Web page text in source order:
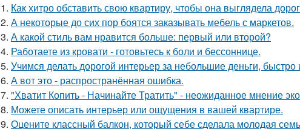
1. Как хитро обставить свою квартиру, чтобы она выглядела
2. А некоторые до сих пор боятся заказывать мебель с маркетов.
3. А какой стиль вам нравится больше: первый или второй?
4. Работаете из кровати - готовьтесь к боли и бессоннице.
5. Учимся делать дорогой интерьер за небольшие деньги, быстро
6. А вот это - распространённая ошибка.
7. "Хватит Копить - Начинайте Тратить" - неожиданное мнение
8. Можете описать интерьер или ощущения в вашей квартире.
9. Оцените классный балкон, который себе сделала молодая